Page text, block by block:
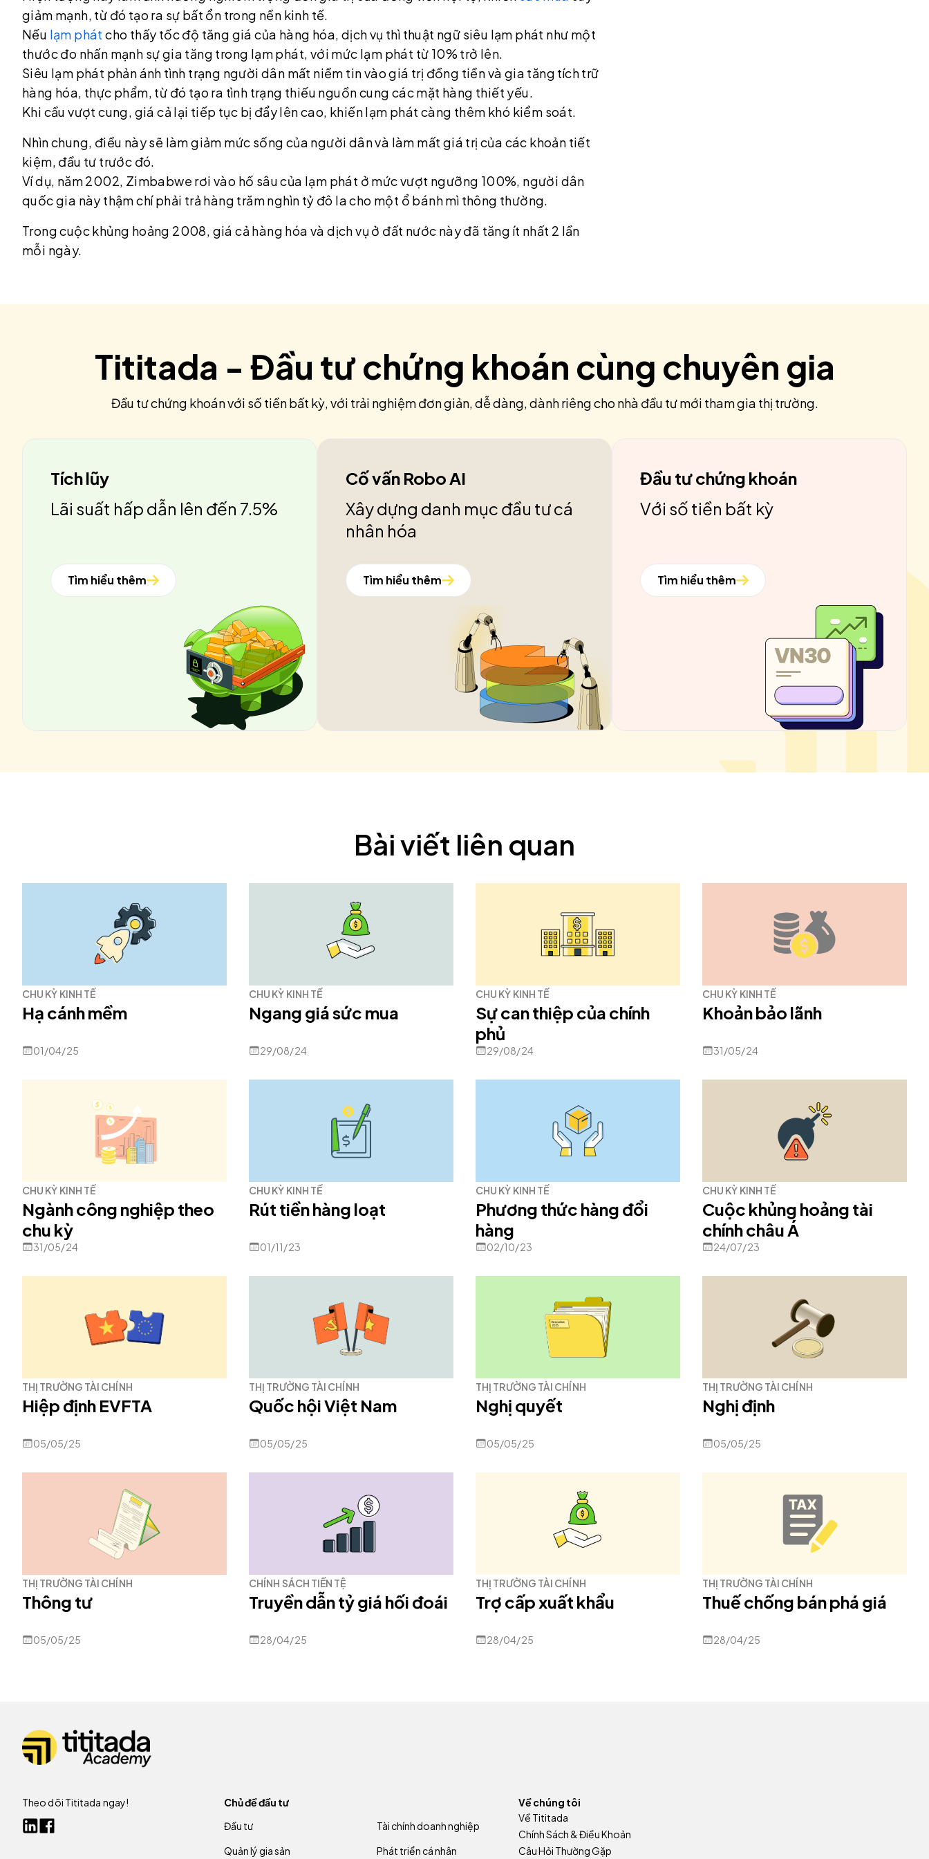
giảm mạnh, từ đó tạo ra sự bất ổn trong nền kinh tế.
Nếu lạm phát cho thấy tốc độ tăng giá của hàng hóa, dịch vụ thì thuật ngữ siêu lạm phát như một
thước đo nhấn mạnh sự gia tăng trong lạm phát, với mức lạm phát từ 10% trở lên.
Siêu lạm phát phản ánh tình trạng người dân mất niềm tin vào giá trị đồng tiền và gia tăng tích trữ
hàng hóa, thực phẩm, từ đó tạo ra tình trạng thiếu nguồn cung các mặt hàng thiết yếu.
Khi cầu vượt cung, giá cả lại tiếp tục bị đẩy lên cao, khiến lạm phát càng thêm khó kiểm soát.
Nhìn chung, điều này sẽ làm giảm mức sống của người dân và làm mất giá trị của các khoản tiết
kiệm, đầu tư trước đó.
Ví dụ, năm 2002, Zimbabwe rơi vào hố sâu của lạm phát ở mức vượt ngưỡng 100%, người dân
quốc gia này thậm chí phải trả hàng trăm nghìn tỷ đô la cho một ổ bánh mì thông thường.
Trong cuộc khủng hoảng 2008, giá cả hàng hóa và dịch vụ ở đất nước này đã tăng ít nhất 2 lần
mỗi ngày.
Tititada - Đầu tư chứng khoán cùng chuyên gia
Đầu tư chứng khoán với số tiền bất kỳ, với trải nghiệm đơn giản, dễ dàng, dành riêng cho nhà đầu tư mới tham gia thị trường.
Tích lũy
Lãi suất hấp dẫn lên đến 7.5%
Tìm hiểu thêm
Cố vấn Robo AI
Xây dựng danh mục đầu tư cá
nhân hóa
Tìm hiểu thêm
Đầu tư chứng khoán
Với số tiền bất kỳ
Tìm hiểu thêm
Bài viết liên quan
CHU KỲ KINH TẾ
Hạ cánh mềm
01/04/25
CHU KỲ KINH TẾ
Ngang giá sức mua
29/08/24
CHU KỲ KINH TẾ
Sự can thiệp của chính
phủ
29/08/24
CHU KỲ KINH TẾ
Khoản bảo lãnh
31/05/24
CHU KỲ KINH TẾ
Ngành công nghiệp theo
chu kỳ
31/05/24
CHU KỲ KINH TẾ
Rút tiền hàng loạt
01/11/23
CHU KỲ KINH TẾ
Phương thức hàng đổi
hàng
02/10/23
CHU KỲ KINH TẾ
Cuộc khủng hoảng tài
chính châu Á
24/07/23
THỊ TRƯỜNG TÀI CHÍNH
Hiệp định EVFTA
05/05/25
THỊ TRƯỜNG TÀI CHÍNH
Quốc hội Việt Nam
05/05/25
THỊ TRƯỜNG TÀI CHÍNH
Nghị quyết
05/05/25
THỊ TRƯỜNG TÀI CHÍNH
Nghị định
05/05/25
THỊ TRƯỜNG TÀI CHÍNH
Thông tư
05/05/25
CHÍNH SÁCH TIỀN TỆ
Truyền dẫn tỷ giá hối đoái
28/04/25
THỊ TRƯỜNG TÀI CHÍNH
Trợ cấp xuất khẩu
28/04/25
THỊ TRƯỜNG TÀI CHÍNH
Thuế chống bán phá giá
28/04/25
Theo dõi Tititada ngay!
Chủ đề đầu tư
Đầu tư
Quản lý gia sản
Tài chính doanh nghiệp
Phát triển cá nhân
Về chúng tôi
Về Tititada
Chính Sách & Điều Khoản
Câu Hỏi Thường Gặp